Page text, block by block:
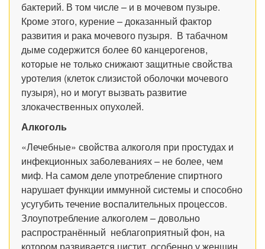
бактерий. В том числе – и в мочевом пузыре.
Кроме этого, курение – доказанный фактор
развития и рака мочевого пузыря. В табачном
дыме содержится более 60 канцерогенов,
которые не только снижают защитные свойства
уротелия (клеток слизистой оболочки мочевого
пузыря), но и могут вызвать развитие
злокачественных опухолей.
Алкоголь
«Лечебные» свойства алкоголя при простудах и
инфекционных заболеваниях – не более, чем
миф. На самом деле употребление спиртного
нарушает функции иммунной системы и способно
усугубить течение воспалительных процессов.
Злоупотребление алкоголем – довольно
распространённый неблагоприятный фон, на
котором развивается цистит, особенно у женщин.